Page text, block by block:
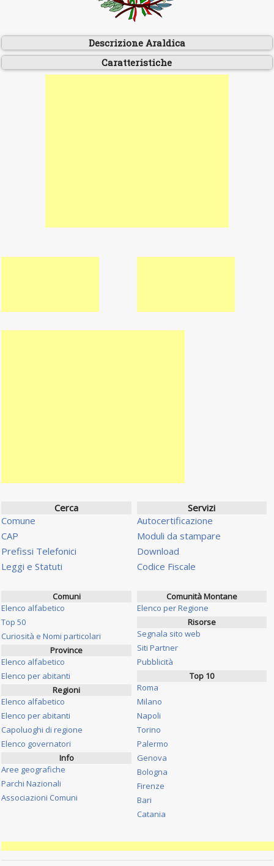
Descrizione Araldica
Caratteristiche
Cerca
Comune
CAP
Prefissi Telefonici
Leggi e Statuti
Servizi
Autocertificazione
Moduli da stampare
Download
Codice Fiscale
Comuni
Elenco alfabetico
Top 50
Curiosità e Nomi particolari
Province
Elenco alfabetico
Elenco per abitanti
Regioni
Elenco alfabetico
Elenco per abitanti
Capoluoghi di regione
Elenco governatori
Info
Aree geografiche
Parchi Nazionali
Associazioni Comuni
Comunità Montane
Elenco per Regione
Risorse
Segnala sito web
Siti Partner
Pubblicità
Top 10
Roma
Milano
Napoli
Torino
Palermo
Genova
Bologna
Firenze
Bari
Catania